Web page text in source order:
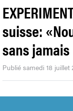
suisse:
sans
Publié samedi 18 juillet